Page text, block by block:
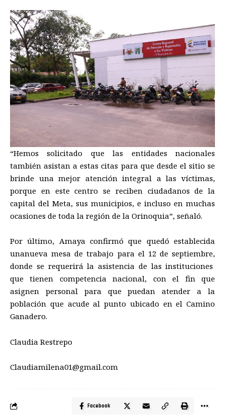
“Hemos solicitado que las entidades nacionales
también asistan a estascitas para que desde el sitiose
brinde una mejor atención integral a las víctimas,
porque en este centro se reciben ciudadanos de la
capital del Meta, sus municipios, e incluso en muchas
ocasiones de toda la región de la Orinoquia”, señaló.
Por último, Amayaconfirmó que quedó establecida
unanueva mesade trabajo para el 12 de septiembre,
donde se requerirála asistencia de las instituciones
que tienen competencia nacional, con el fin que
asignen personal para que puedan atender a la
población que acude al punto ubicado en el Camino
Ganadero.
Claudia Restrepo
Claudiamilena01@gmail.com
Facebook